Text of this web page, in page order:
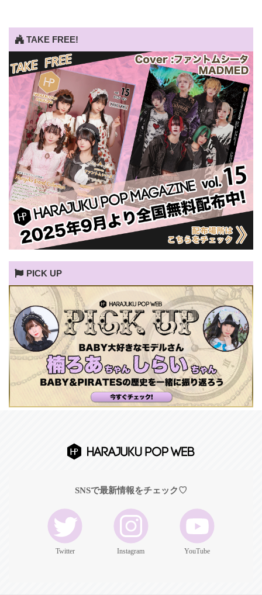
TAKE FREE!
PICK UP
SNSで最新情報をチェック♡
Twitter Instagram YouTube